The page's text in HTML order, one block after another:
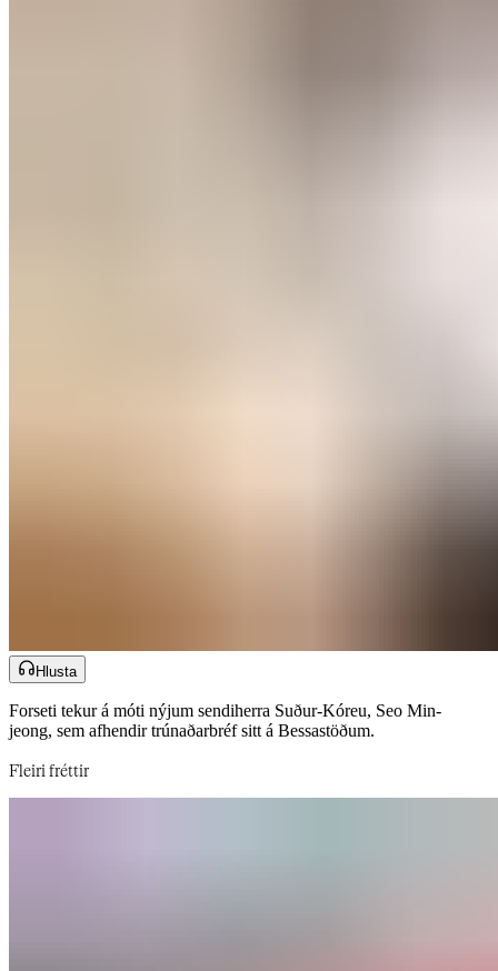
Hlusta
Forseti tekur á móti nýjum sendiherra Suður-Kóreu, Seo Min-
jeong, sem afhendir trúnaðarbréf sitt á Bessastöðum.​​​​‌ ‍ ​‍​‍‌‍ ‌ ​‍‌‍‍‌‌‍‌ ‌‍‍‌‌‍ ‍​‍​‍​ ‍‍​‍​‍‌ ​ ‌‍​‌‌‍ ‍‌‍‍‌‌ ‌​‌ ‍‌​‍ ‍‌‍‍‌‌‍ ​‍​‍​‍ ​​‍​‍‌‍‍​‌ ​‍‌‍‌‌‌‍‌‍​‍​‍​ ‍‍​‍​‍‌‍‍​‌ ‌​‌ ‌​‌ ​​‌ ​ ​‍ ​‍ ‌‍‌‍‌‍ ‌ ​‍‌ ​ ‌‍‌‌‌ ‌​‌‍‍‌​‍ ‌‌‍‍‌‌ ​ ‌‍ ​‌‍​‌‌‍ ‍‌‍‌​‌ ​ ​‍ ‍‌ ‌‍‌‍‌‌‌ ​‍‌‍​ ‌‍‌‌‌‍ ​​‍ ‍‌‍​‌‌ ​​‌ ​​​‍ ‌ ​ ‌ ‌​‌ ‌‌‌‍‌​‌‍‍‌‌‍ ​‍ ‌‍‍‌‌‍ ‍‌ ‌​‌‍‌‌‌‍ ‍‌ ‌​​‍ ‌‍‌‌‌‍‌​‌‍‍‌‌ ‌​​‍ ‌‍ ‌‌‍ ‌‍‌​‌‍‌‌​ ‌‌ ​​‌ ​‍‌‍‌‌‌ ​ ‌‍‌‌‌‍ ‍‌ ‌​‌‍​‌‌ ‌​‌‍‍‌‌‍ ‌‍ ‍​ ‍ ‌‍‍‌‌‍‌​​ ‌‌ ​ ‌​‍‌‌​‌​‌‍‍​‌​​‌‌‍‌​‌‍​ ​ ‌‌‌‌‌​‌​​ ‌‌‍​‌‌​ ‌‌‌‌‌​‍‌​ ‌​‌​ ‌​ ​ ‌‌​ ‌‌‌‌‌​‌‌‌‍ ‌‌‌‍​ ‍ ‌ ‌​‌ ‍‌‌ ​​‌‍‌‌​ ‌‌‍ ‍‌‍‌‌‌ ‌ ‌ ​ ​ ‍ ‌ ​​‌‍​‌‌ ‌​‌‍‍​​ ‌‌ ​​‌‍​‌‌‍‌ ‌‍‌‌‌​​‍‌ ‌‌‌‍‍‌‌‍ ​‌‍‌​‌‍‌‌‌ ​‍​‍‌‌​ ‌‌‌​​‍‌‌ ‌‍‍ ‌‍‌‌‌ ‍‌​‍‌‌​ ​ ‌​‌​​‍‌‌​ ​ ‌​‌​​‍‌‌​ ​‍​ ​‍‌ ​‍‌‍‍‌‌‍​ ‌‍‍​‌ ‌​‌‍‌‌‌ ‍​‌ ‌​​‍ ‌​ ​ ​ ‌​​ ‌‍​ ​‌‌‍​‍‌‍‍‌‌‍​‍‌ ‌‌‌ ​‍​‍‌‌​ ​‍​ ​‍​‍‌‌​ ‌‌‌​‌​​‍ ‍‌‍​ ‌‍ ‌‍ ‍‌ ‌​‌‍‌‌‌‍ ‍‌ ‌​​‍‌‌​ ‌‌‌​​‍‌‌ ‌‍‍ ‌‍‌‌‌ ‍‌​‍‌‌​ ​ ‌​‌​​‍‌‌​ ​ ‌​‌​​‍‌‌​ ​‍​ ​‍‌‍​‌‌‍‌‍​ ‌ ‌‍‌​​ ‍​​ ‌​​ ‌‌​ ​ ‌‍‌‍​ ​​​ ‍‌​ ‍‌​‍‌‌​ ​‍​ ​‍​‍‌‌​ ‌‌‌​‌​​‍ ‍‌‍​ ‌‍‍​‌‍‍‌‌‍ ​‌‍‌​‌ ​‍‌‍‌‌‌‍ ‍​‍‌‌​ ‌‌‌​​‍‌‌ ‌‍‍ ‌‍‌‌‌ ‍‌​‍‌‌​ ​ ‌​‌​​‍‌‌​ ​ ‌​‌​​‍‌‌​ ​‍​ ​‍​ ‌‍​ ​​‌‍‌‌‌‍​ ​ ‍​‌‍‌‌‌‍​‌​ ‌ ‌‍‌‍​ ​ ​ ‍‌​ ‌‌​‍‌‌​ ​‍​ ​‍​‍‌‌​ ‌‌‌​‌​​‍ ‍‌ ‌​‌‍‌‌‌ ‍​‌ ‌​​ ‌‍​‍‌‍​‌‌ ​ ‌‍‌‌‌‌‌‌‌ ​‍‌‍ ​​ ‌‌‍‍​‌ ‌​‌ ‌​‌ ​​‌ ​ ​‍‌‌​ ​‍‌​‌‍​‍‌‌​ ​‍‌​‌‍‌‍‌‍‌‍ ‌ ​‍‌ ​ ‌‍‌‌‌ ‌​‌‍‍‌​‍ ‌‌‍‍‌‌ ​ ‌‍ ​‌‍​‌‌‍ ‍‌‍‌​‌ ​ ​‍ ‍‌ ‌‍‌‍‌‌‌ ​‍‌‍​ ‌‍‌‌‌‍ ​​‍ ‍‌‍​‌‌ ​​‌ ​​​‍‌‌​ ​‍‌​‌‍‌ ​ ‌ ‌​‌ ‌‌‌‍‌​‌‍‍‌‌‍ ​‍‌‍‌‍‍‌‌‍‌​​ ‌‌ ​ ‌​‍‌‌​‌​‌‍‍​‌​​‌‌‍‌​‌‍​ ​ ‌‌‌‌‌​‌​​ ‌‌‍​‌‌​ ‌‌‌‌‌​‍‌​ ‌​‌​ ‌​ ​ ‌‌​ ‌‌‌‌‌​‌‌‌‍ ‌‌‌‍​‍‌‍‌ ‌​‌ ‍‌‌ ​​‌‍‌‌​ ‌‌‍ ‍‌‍‌‌‌ ‌ ‌ ​ ​‍‌‍‌ ​​‌‍​‌‌ ‌​‌‍‍​​ ‌‌ ​​‌‍​‌‌‍‌ ‌‍‌‌‌​​‍‌ ‌‌‌‍‍‌‌‍ ​‌‍‌​‌‍‌‌‌ ​‍​‍‌‌​ ‌‌‌​​‍‌‌ ‌‍‍ ‌‍‌‌‌ ‍‌​‍‌‌​ ​ ‌​‌​​‍‌‌​ ​ ‌​‌​​‍‌‌​ ​‍​ ​‍‌ ​‍‌‍‍‌‌‍​ ‌‍‍​‌ ‌​‌‍‌‌‌ ‍​‌ ‌​​‍ ‌​ ​ ​ ‌​​ ‌‍​ ​‌‌‍​‍‌‍‍‌‌‍​‍‌ ‌‌‌ ​‍​‍‌‌​ ​‍​ ​‍​‍‌‌​ ‌‌‌​‌​​‍ ‍‌‍​ ‌‍ ‌‍ ‍‌ ‌​‌‍‌‌‌‍ ‍‌ ‌​​‍‌‌​ ‌‌‌​​‍‌‌ ‌‍‍ ‌‍‌‌‌ ‍‌​‍‌‌​ ​ ‌​‌​​‍‌‌​ ​ ‌​‌​​‍‌‌​ ​‍​ ​‍‌‍​‌‌‍‌‍​ ‌ ‌‍‌​​ ‍​​ ‌​​ ‌‌​ ​ ‌‍‌‍​ ​​​ ‍‌​ ‍‌​‍‌‌​ ​‍​ ​‍​‍‌‌​ ‌‌‌​‌​​‍ ‍‌‍​ ‌‍‍​‌‍‍‌‌‍ ​‌‍‌​‌ ​‍‌‍‌‌‌‍ ‍​‍‌‌​ ‌‌‌​​‍‌‌ ‌‍‍ ‌‍‌‌‌ ‍‌​‍‌‌​ ​ ‌​‌​​‍‌‌​ ​ ‌​‌​​‍‌‌​ ​‍​ ​‍​ ‌‍​ ​​‌‍‌‌‌‍​ ​ ‍​‌‍‌‌‌‍​‌​ ‌ ‌‍‌‍​ ​ ​ ‍‌​ ‌‌​‍‌‌​ ​‍​ ​‍​‍‌‌​ ‌‌‌​‌​​‍ ‍‌ ‌​‌‍‌‌‌ ‍​‌ ‌​​‍‌‍‌ ​​‌‍‌‌‌ ​‍‌ ​ ‌ ​​‌‍‌‌‌‍​ ‌ ‌​‌‍‍‌‌ ‌‍‌‍‌‌​ ‌‌ ​​‌ ‌‌‌‍​‍‌‍ ​‌‍‍‌‌ ​ ‌‍‍​‌‍‌‌‌‍‌​​‍​‍‌ ‌
Fleiri fréttir